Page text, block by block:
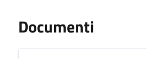
Documenti